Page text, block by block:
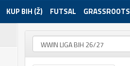
KUP BIH (Ž) FUTSAL GRASSROOTS